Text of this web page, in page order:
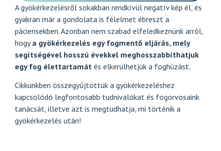
A gyökérkezelésről sokakban rendkívül negatív kép él, és
gyakran már a gondolata is félelmet ébreszt a
páciensekben. Azonban nem szabad elfeledkeznünk arról,
hogya gyökérkezelés egy fogmentő eljárás, mely
segítségével hosszú évekkel meghosszabbíthatjuk
egy fog élettartamát és elkerülhetjük a foghúzást.
Cikkünkben összegyűjtöttük a gyökérkezeléshez
kapcsolódó legfontosabb tudnivalókat és fogorvosaink
tanácsát, illetve azt is megtudhatja, mi történik a
gyökérkezelés után!